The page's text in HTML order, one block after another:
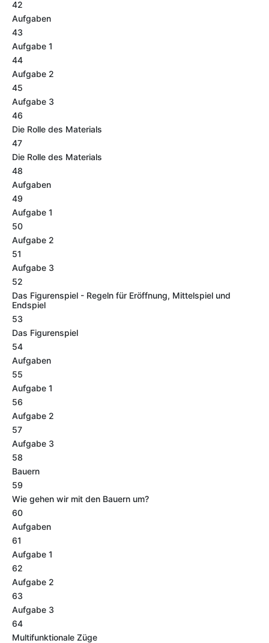
42
Aufgaben
43
Aufgabe 1
44
Aufgabe 2
45
Aufgabe 3
46
Die Rolle des Materials
47
Die Rolle des Materials
48
Aufgaben
49
Aufgabe 1
50
Aufgabe 2
51
Aufgabe 3
52
Das Figurenspiel - Regeln für Eröffnung, Mittelspiel und
Endspiel
53
Das Figurenspiel
54
Aufgaben
55
Aufgabe 1
56
Aufgabe 2
57
Aufgabe 3
58
Bauern
59
Wie gehen wir mit den Bauern um?
60
Aufgaben
61
Aufgabe 1
62
Aufgabe 2
63
Aufgabe 3
64
Multifunktionale Züge